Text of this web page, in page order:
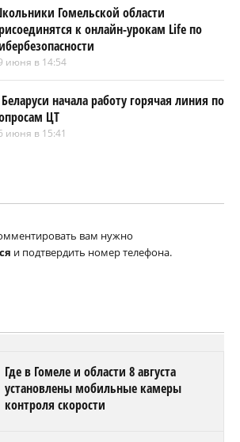
Гомельской области
к онлайн-урокам Life по
июня в 14:54
начала работу горячая линия по
ЦТ
июня в 15:41
вам нужно
и подтвердить номер телефона.
Где в Гомеле и области 8 августа
установлены мобильные камеры
контроля скорости